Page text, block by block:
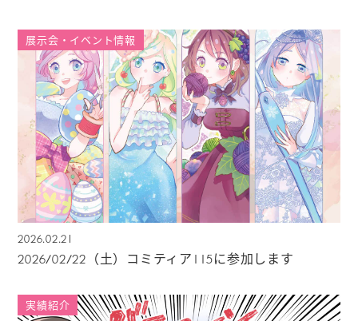
展示会・イベント情報
2026.02.21
2026/02/22（土）コミティア115に参加します
実績紹介